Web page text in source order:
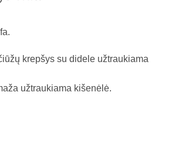
krepšys su didele užtraukiama
užtraukiama kišenėlė.